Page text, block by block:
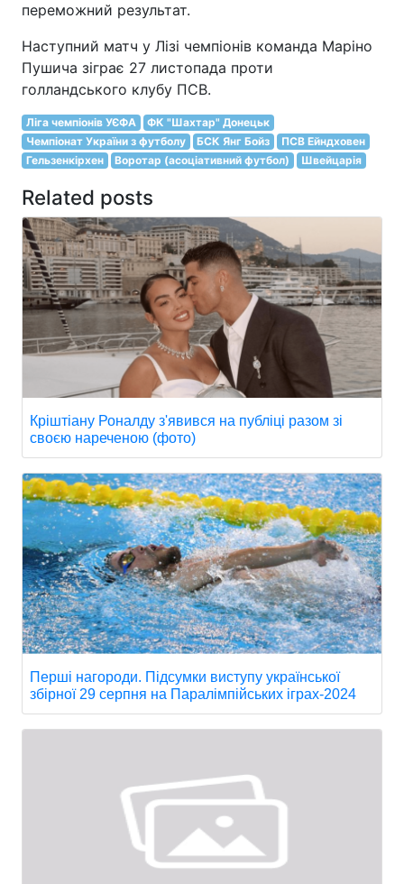
переможний результат.
Наступний матч у Лізі чемпіонів команда Маріно
Пушича зіграє 27 листопада проти
голландського клубу ПСВ.
Ліга чемпіонів УЄФА
ФК "Шахтар" Донецьк
Чемпіонат України з футболу
БСК Янг Бойз
ПСВ Ейндховен
Гельзенкірхен
Воротар (асоціативний футбол) Швейцарія
Related posts
Кріштіану Роналду з'явився на публіці разом зі
своєю нареченою (фото)
Перші нагороди. Підсумки виступу української
збірної 29 серпня на Паралімпійських іграх-2024